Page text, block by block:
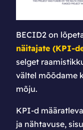
BECID2 on
näitajate (KPI-
selget
vältel mõõdame
mõju.
KPI-d
ja nähtavuse,